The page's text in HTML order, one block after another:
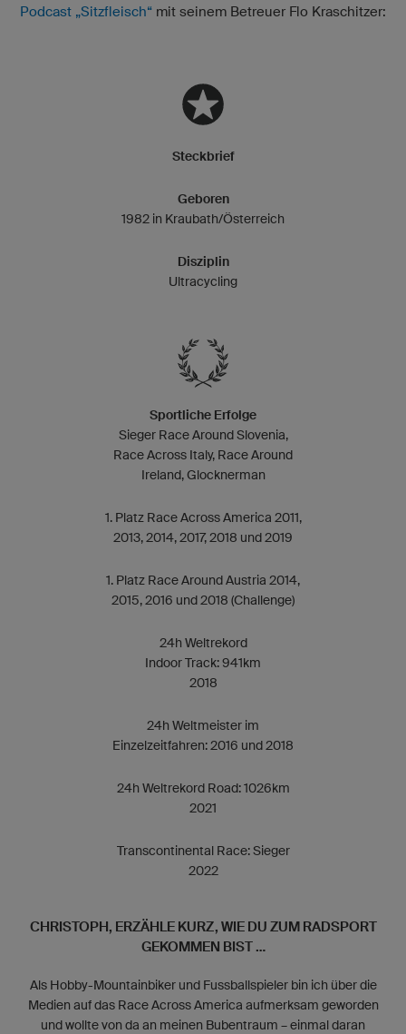
Podcast „Sitzfleisch“ mit seinem Betreuer Flo Kraschitzer:
Steckbrief
Geboren
1982 in Kraubath/Österreich
Disziplin
Ultracycling
Sportliche Erfolge
Sieger Race Around Slovenia,
Race Across Italy, Race Around
Ireland, Glocknerman
1. Platz Race Across America 2011,
2013, 2014, 2017, 2018 und 2019
1. Platz Race Around Austria 2014,
2015, 2016 und 2018 (Challenge)
24h Weltrekord
Indoor Track: 941km
2018
24h Weltmeister im
Einzelzeitfahren: 2016 und 2018
24h Weltrekord Road: 1026km
2021
Transcontinental Race: Sieger
2022
CHRISTOPH, ERZÄHLE KURZ, WIE DU ZUM RADSPORT
GEKOMMEN BIST ...
Als Hobby-Mountainbiker und Fussballspieler bin ich über die
Medien auf das Race Across America aufmerksam geworden
und wollte von da an meinen Bubentraum – einmal daran